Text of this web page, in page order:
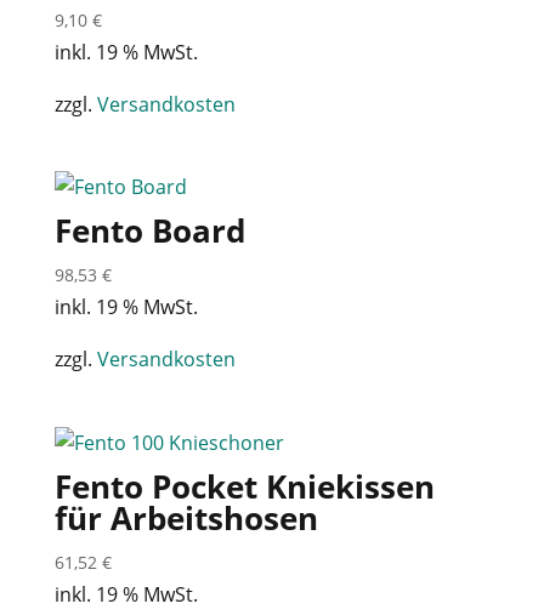
9,10 €
inkl. 19 % MwSt.
zzgl. Versandkosten
Fento Board
98,53 €
inkl. 19 % MwSt.
zzgl. Versandkosten
Fento Pocket Kniekissen
für Arbeitshosen
61,52 €
inkl. 19 % MwSt.